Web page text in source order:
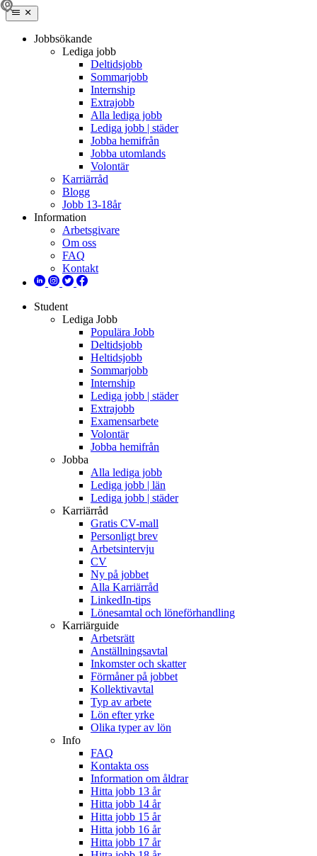
Jobbsökande
Lediga jobb
Deltidsjobb
Sommarjobb
Internship
Extrajobb
Alla lediga jobb
Lediga jobb | städer
Jobba hemifrån
Jobba utomlands
Volontär
Karriärråd
Blogg
Jobb 13-18år
Information
Arbetsgivare
Om oss
FAQ
Kontakt
Student
Lediga Jobb
Populära Jobb
Deltidsjobb
Heltidsjobb
Sommarjobb
Internship
Lediga jobb | städer
Extrajobb
Examensarbete
Volontär
Jobba hemifrån
Jobba
Alla lediga jobb
Lediga jobb | län
Lediga jobb | städer
Karriärråd
Gratis CV-mall
Personligt brev
Arbetsintervju
CV
Ny på jobbet
Alla Karriärråd
LinkedIn-tips
Lönesamtal och löneförhandling
Karriärguide
Arbetsrätt
Anställningsavtal
Inkomster och skatter
Förmåner på jobbet
Kollektivavtal
Typ av arbete
Lön efter yrke
Olika typer av lön
Info
FAQ
Kontakta oss
Information om åldrar
Hitta jobb 13 år
Hitta jobb 14 år
Hitta jobb 15 år
Hitta jobb 16 år
Hitta jobb 17 år